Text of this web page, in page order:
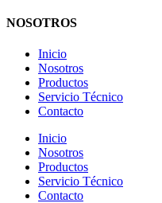
NOSOTROS
Inicio
Nosotros
Productos
Servicio Técnico
Contacto
Inicio
Nosotros
Productos
Servicio Técnico
Contacto